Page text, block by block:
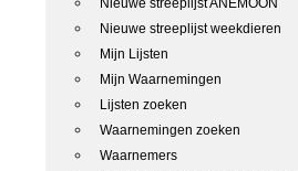
Nieuwe streeplijst ANEMOON
Nieuwe streeplijst weekdieren
Mijn Lijsten
Mijn Waarnemingen
Lijsten zoeken
Waarnemingen zoeken
Waarnemers